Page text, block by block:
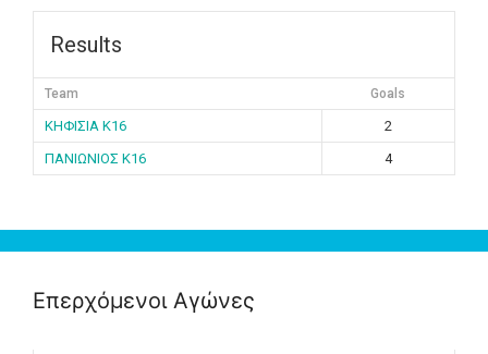
Results
Team Goals
ΚΗΦΙΣΙΑ K16
2
ΠΑΝΙΩΝΙΟΣ K16
4
Επερχόμενοι Αγώνες